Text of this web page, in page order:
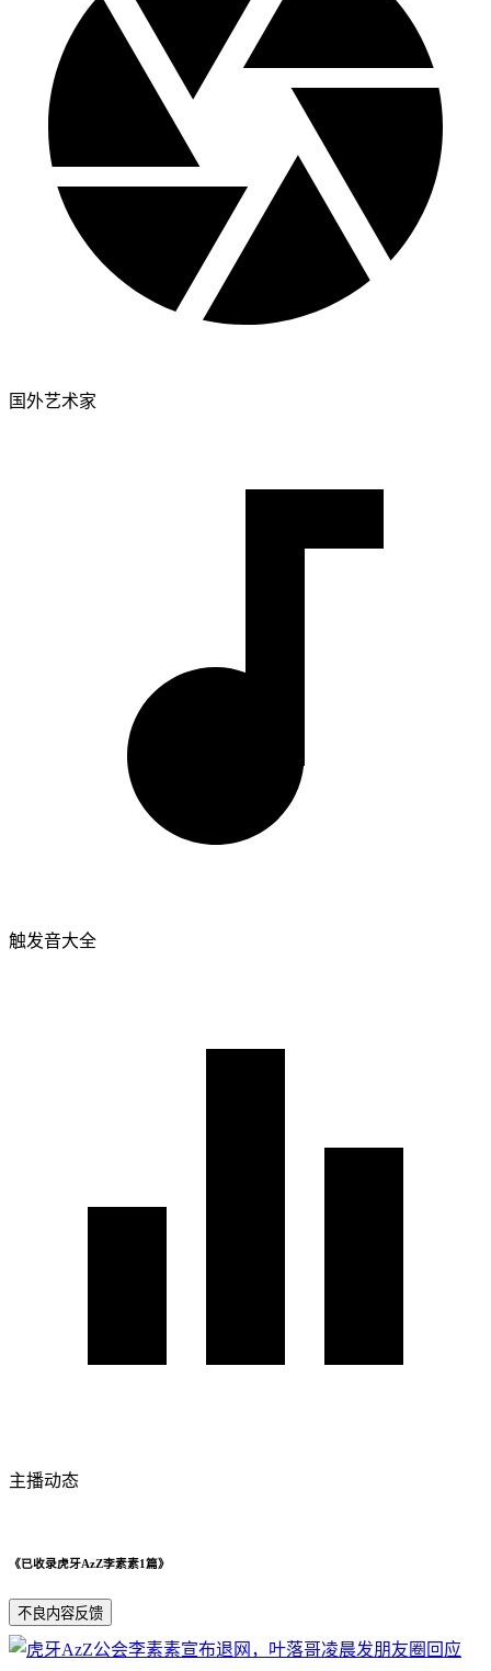
国外艺术家
触发音大全
主播动态
《已收录虎牙AzZ李素素1篇》
不良内容反馈